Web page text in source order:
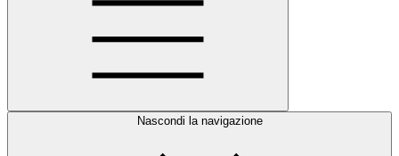
Nascondi la navigazione